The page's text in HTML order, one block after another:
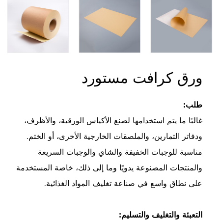
ورق كرافت مستورد
طلب:
غالبًا ما يتم استخدامها لصنع الأكياس الورقية، والأظرف،
ودفاتر التمارين، والملصقات الخارجية الأخرى، أو الختم.
مناسبة للوجبات الخفيفة والشاي والوجبات السريعة
والمنتجات المصنوعة يدويًا وما إلى ذلك، خاصة المستخدمة
على نطاق واسع في صناعة تغليف المواد الغذائية.
التعبئة والتغليف والتسليم: